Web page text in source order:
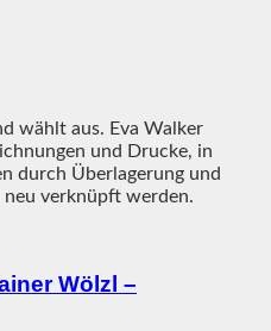
wählt aus. Eva Walker
und Drucke, in
durch Überlagerung und
verknüpft werden.
Wölzl –